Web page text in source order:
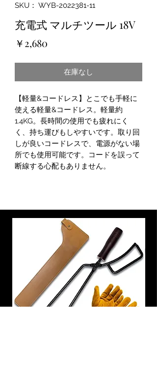
SKU： WYB-2022381-11
充電式 マルチツール 18V
￥2,680
在庫なし
【軽量&コードレス】とこでも手軽に
使える軽量&コードレス。軽量約
1.4KG。長時間の使用でも疲れにく
く、持ち運びもしやすいです。取り回
しが良いコードレスで、電源がない場
所でも使用可能です。コードを誤って
断線する心配もありません。